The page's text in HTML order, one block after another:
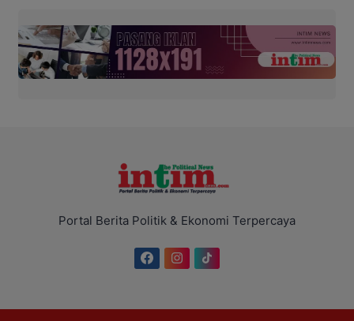
Portal Berita Politik & Ekonomi Terpercaya